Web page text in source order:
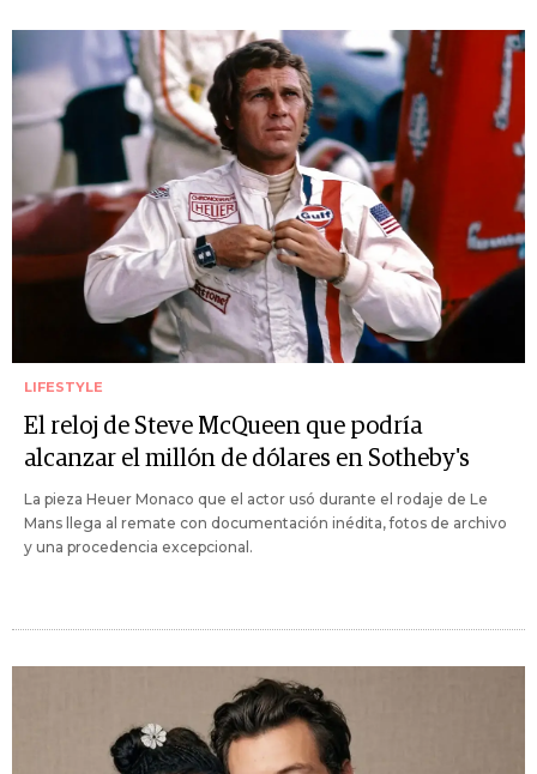
LIFESTYLE
El reloj de Steve McQueen que podría
alcanzar el millón de dólares en Sotheby's
La pieza Heuer Monaco que el actor usó durante el rodaje de Le
Mans llega al remate con documentación inédita, fotos de archivo
y una procedencia excepcional.